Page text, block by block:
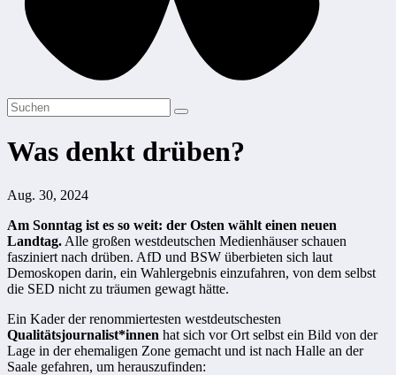
Was denkt drüben?
Aug. 30, 2024
Am Sonntag ist es so weit: der Osten wählt einen neuen
Landtag. Alle großen westdeutschen Medienhäuser schauen
fasziniert nach drüben. AfD und BSW überbieten sich laut
Demoskopen darin, ein Wahlergebnis einzufahren, von dem selbst
die SED nicht zu träumen gewagt hätte.
Ein Kader der renommiertesten westdeutschesten
Qualitätsjournalist*innen hat sich vor Ort selbst ein Bild von der
Lage in der ehemaligen Zone gemacht und ist nach Halle an der
Saale gefahren, um herauszufinden: